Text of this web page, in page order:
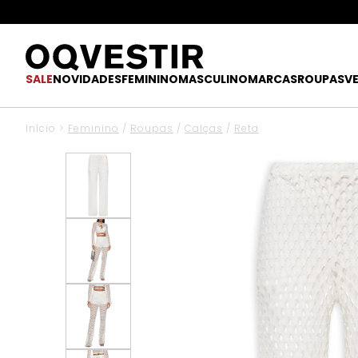
SALENOVIDADESFEMININOMASCULINOMARCASROUPAS
Início > Feminino / Roupas / Calças / Reta